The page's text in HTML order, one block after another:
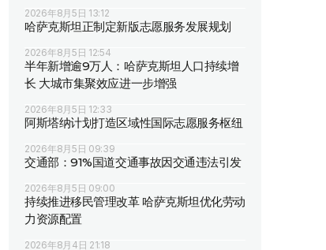
2026年8月5日 13:12
哈萨克斯坦正制定新版志愿服务发展规划
2026年8月5日 12:54
半年新增逾9万人：哈萨克斯坦人口持续增
长 大城市集聚效应进一步增强
2026年8月5日 12:33
阿斯塔纳计划打造区域性国际志愿服务枢纽
2026年8月5日 09:39
交通部：91%国道交通事故因交通违法引发
2026年8月5日 09:00
持续推进移民管理改革 哈萨克斯坦优化劳动
力资源配置
2026年8月4日 21:18